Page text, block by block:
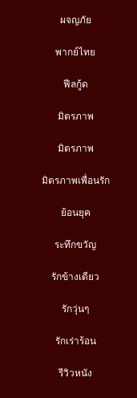
ผจญภัย
พากย์ไทย
ฟีลกู้ด
มิตรภาพ
มิตรภาพ
มิตรภาพเพื่อนรัก
ย้อนยุค
ระทึกขวัญ
รักข้างเดียว
รักวุ่นๆ
รักเร่าร้อน
รีวิวหนัง